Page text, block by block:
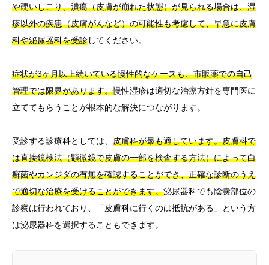
や硬いしこり、潰瘍（皮膚が崩れた状態）が見られる場合は、湿
疹以外の疾患（皮膚がんなど）の可能性も考慮して、早急に皮膚
科や泌尿器科を受診してください。
症状が3ヶ月以上続いている慢性的なケースも、市販薬での自己
管理では限界があります。慢性湿疹は適切な治療方針を専門医に
立ててもらうことが根本的な解決につながります。
受診する診療科としては、 皮膚科が最も適しています。皮膚科で
は直接鏡検法（顕微鏡で皮膚の一部を検査する方法）によって白
癬菌やカンジダの有無を確認することができ、正確な診断のうえ
で適切な治療を受けることができます。泌尿器科でも陰嚢部位の
診察は行われており、「皮膚科に行くのは抵抗がある」という方
は泌尿器科を選択することもできます。